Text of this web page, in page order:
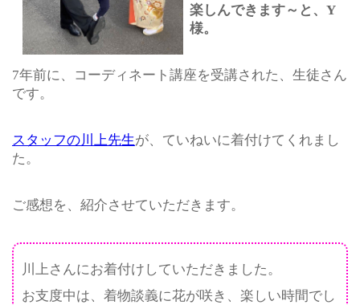
楽しんできます～と、Y
様。
7年前に、コーディネート講座を受講された、生徒さん
です。
スタッフの川上先生が、ていねいに着付けてくれまし
た。
ご感想を、紹介させていただきます。
川上さんにお着付けしていただきました。
お支度中は、着物談義に花が咲き、楽しい時間でし